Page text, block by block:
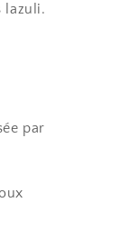
lazuli.
par